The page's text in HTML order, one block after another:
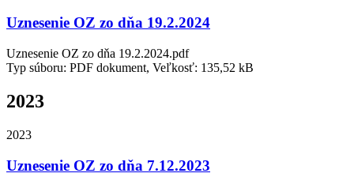
Uznesenie OZ zo dňa 19.2.2024
Uznesenie OZ zo dňa 19.2.2024.pdf
Typ súboru: PDF dokument, Veľkosť: 135,52 kB
2023
2023
Uznesenie OZ zo dňa 7.12.2023